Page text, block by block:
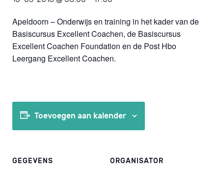
Apeldoorn – Onderwijs en training in het kader van de
Basiscursus Excellent Coachen, de Basiscursus
Excellent Coachen Foundation en de Post Hbo
Leergang Excellent Coachen.
Toevoegen aan kalender
GEGEVENS ORGANISATOR